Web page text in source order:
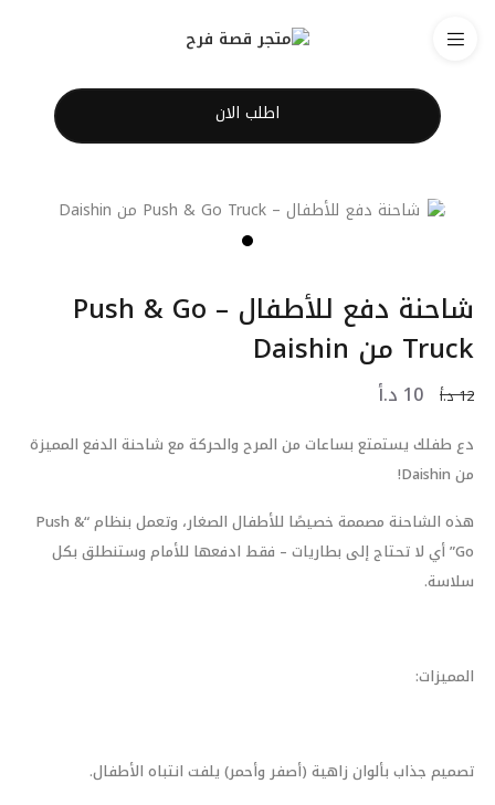
اطلب الان
شاحنة دفع للأطفال – Push & Go
Truck من Daishin
12د.أ 10 د.أ
دع طفلك يستمتع بساعات من المرح والحركة مع شاحنة الدفع المميزة
من Daishin!
هذه الشاحنة مصممة خصيصًا للأطفال الصغار، وتعمل بنظام “Push &
Go” أي لا تحتاج إلى بطاريات – فقط ادفعها للأمام وستنطلق بكل
سلاسة.
المميزات:
تصميم جذاب بألوان زاهية (أصفر وأحمر) يلفت انتباه الأطفال.